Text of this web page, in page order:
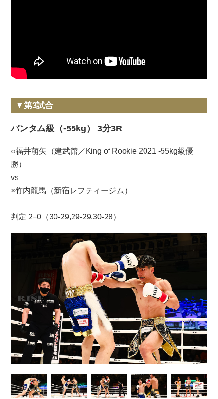
▼第3試合
バンタム級（-55kg） 3分3R
○福井萌矢（建武館／King of Rookie 2021 -55kg級優
勝）
vs
×竹内龍馬（新宿レフティージム）
判定 2−0（30-29,29-29,30-28）